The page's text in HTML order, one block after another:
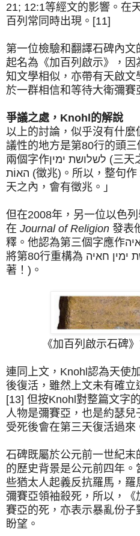
21; 12:1等經文的影響。在
百列常同時出現。[11]
第一位檢驗和翻譯石碑內
起名為《加百列啟示》，
知文學相似，亦帶有天啟
於一群相信和等待大衛彌
爭議之處，Knohl的解說
以上的討論，似乎沒有什
議性的地方是第80行的頭
兩個字作לשלושת ימין (三天之內)。隨後的第三個字是
האוֹת (徵兆)。所以，整句作 לשלושת ימין האוֹת：「三
天之內，會有徵兆。」
但在2008年，另一位以色
在 Journal of Religion 發表
釋。他認為第三個字應作חאיה (活著！[命令式])，於是
將第80行重構為 לשלושת ימין חאיה(三天之內，活
著！)。
《加百列啟示石碑
連同上文，Knohl認為天使
後復活，雖然上文未有確立
[13] 但按Knohl對整篇文字
人物是彌賽亞，也是約瑟
受死後會在第三天復活過來
石碑既屬於公元前一世紀
的歷史背景是公元前四年
些猶太人起義反抗羅馬，
彌賽亞領袖殺死，所以，
賽亞的死，亦表示暴亂份
盼望。